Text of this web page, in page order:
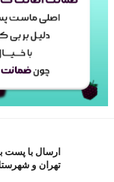
ارسال با پست
تهران و